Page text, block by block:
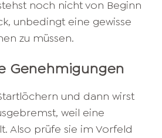
noch nicht von Beginn
unbedingt eine gewisse
zu müssen.
Genehmigungen
und dann wirst
weil eine
Also prüfe sie im Vorfeld